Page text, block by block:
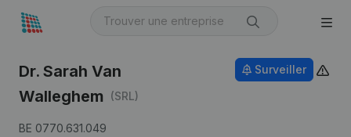
Dr. Sarah Van
Walleghem (SRL)
BE 0770.631.049
Surveiller